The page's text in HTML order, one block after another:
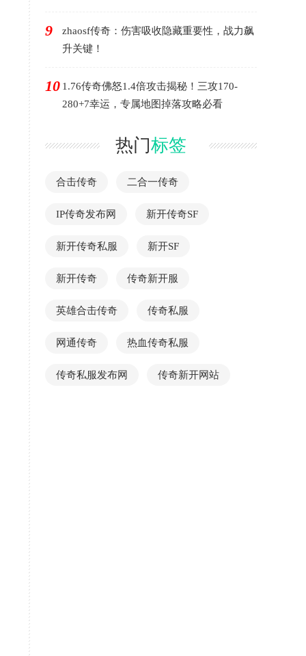
9
zhaosf传奇：伤害吸收隐藏重要性，战力飙
升关键！
10 1.76传奇佛怒1.4倍攻击揭秘！三攻170-
280+7幸运，专属地图掉落攻略必看
热门标签
合击传奇 二合一传奇
IP传奇发布网 新开传奇SF
新开传奇私服 新开SF
新开传奇 传奇新开服
英雄合击传奇 传奇私服
网通传奇 热血传奇私服
传奇私服发布网 传奇新开网站